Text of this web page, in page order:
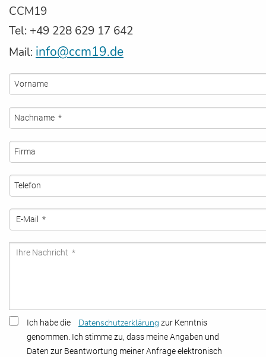
CCM19
Tel: +49 228 629 17 642
Mail: info@ccm19.de
Ich habe die Datenschutzerklärung zur Kenntnis
genommen. Ich stimme zu, dass meine Angaben und
Daten zur Beantwortung meiner Anfrage elektronisch